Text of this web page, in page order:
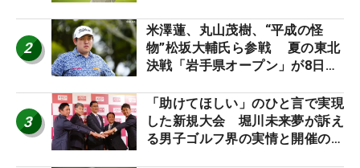
ーのヒトネタ！】
2
米澤蓮、丸山茂樹、“平成の怪
物”松坂大輔氏ら参戦 夏の東北
決戦「岩手県オープン」が8日開
3
「助けてほしい」のひと言で実現
した新規大会 堀川未来夢が訴え
る男子ゴルフ界の実情と開催の舞